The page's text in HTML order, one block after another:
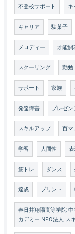
不登校サポート キ
キャリア 駄菓子
メロディー 才能開
スクーリング 勤勉
サポート 家族
発達障害 プレゼン
スキルアップ 百マ
学習 人間性
筋トレ ダンス
達成 プリント
春日井翔陽高等学院
カデミー NPO法人 ス